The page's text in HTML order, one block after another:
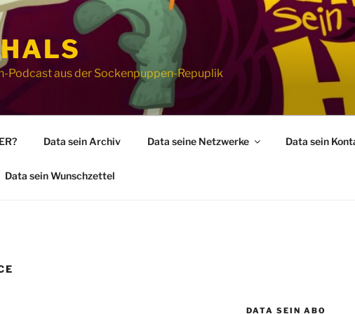
Podcast aus der Sockenpuppen-Repuplik
Data sein Archiv Data seine Netzwerke Data sein
Data sein Wunschzettel
DATA SEIN ABO